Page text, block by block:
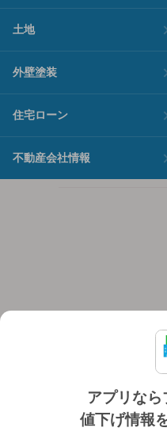
アプリな
値下げ情報
土地
外壁塗装
住宅ローン
不動産会社情報
個人情報保護ポ